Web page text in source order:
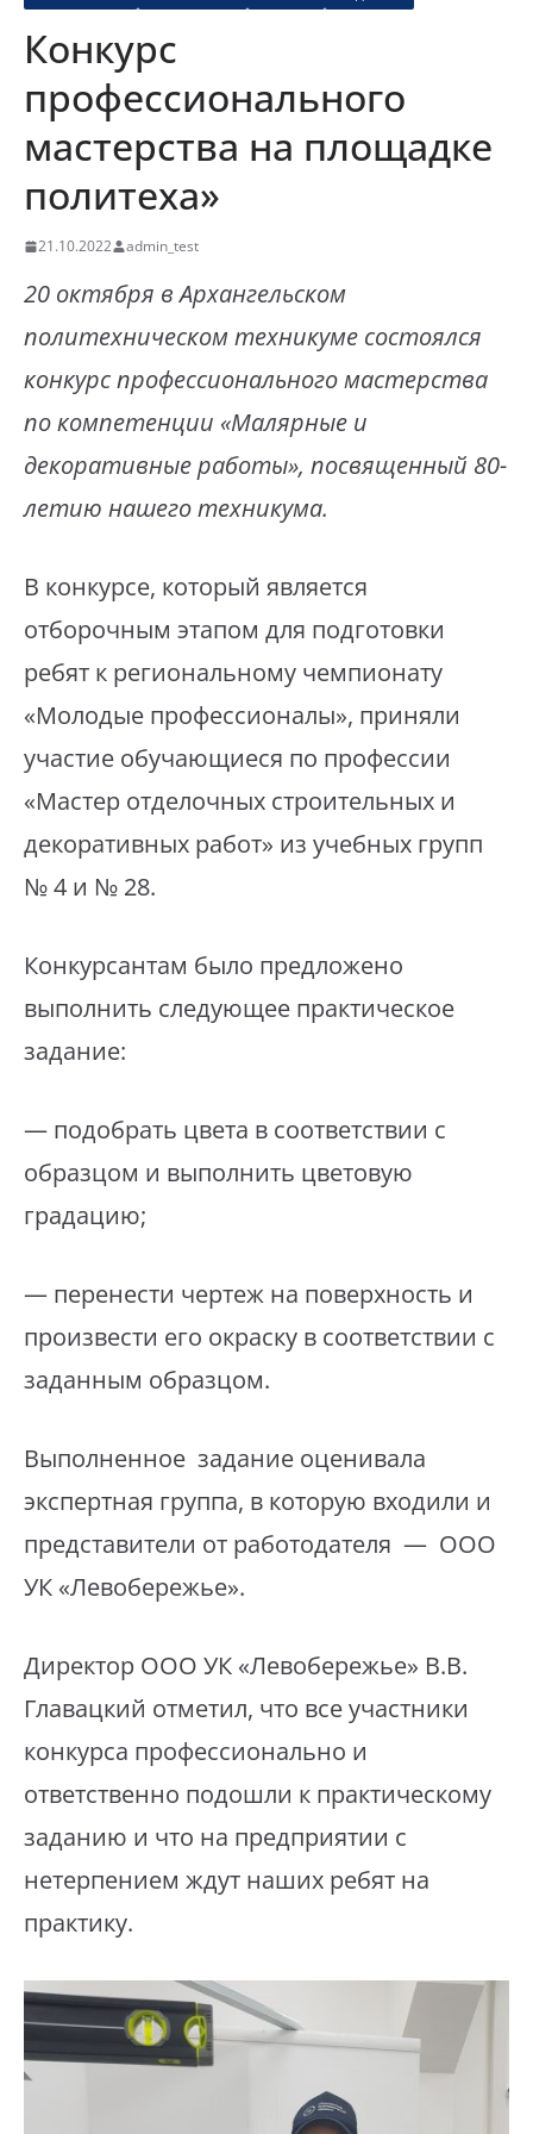
Конкурс
профессионального
мастерства на площадке
политеха»
21.10.2022 admin_test
20 октября в Архангельском
политехническом техникуме состоялся
конкурс профессионального мастерства
по компетенции «Малярные и
декоративные работы», посвященный 80-
летию нашего техникума.
В конкурсе, который является
отборочным этапом для подготовки
ребят к региональному чемпионату
«Молодые профессионалы», приняли
участие обучающиеся по профессии
«Мастер отделочных строительных и
декоративных работ» из учебных групп
№ 4 и № 28.
Конкурсантам было предложено
выполнить следующее практическое
задание:
— подобрать цвета в соответствии с
образцом и выполнить цветовую
градацию;
— перенести чертеж на поверхность и
произвести его окраску в соответствии с
заданным образцом.
Выполненное задание оценивала
экспертная группа, в которую входили и
представители от работодателя — ООО
УК «Левобережье».
Директор ООО УК «Левобережье» В.В.
Главацкий отметил, что все участники
конкурса профессионально и
ответственно подошли к практическому
заданию и что на предприятии с
нетерпением ждут наших ребят на
практику.